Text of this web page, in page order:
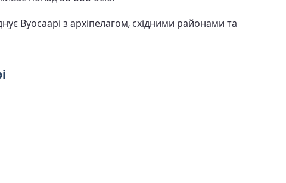
Вуосаарі з архіпелагом, східними районами та